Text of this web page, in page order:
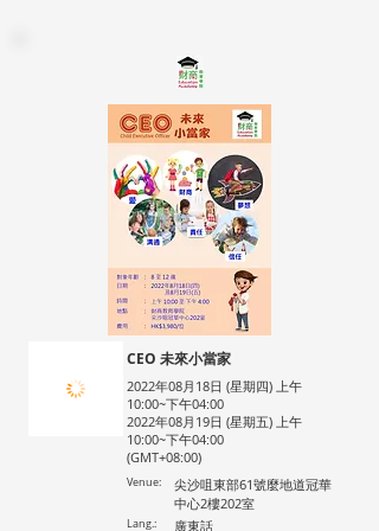
CEO 未來小當家
2022年08月18日 (星期四) 上午
10:00~下午04:00
2022年08月19日 (星期五) 上午
10:00~下午04:00
(GMT+08:00)
Venue:
尖沙咀東部61號麼地道冠華
中心2樓202室
Lang.: 廣東話